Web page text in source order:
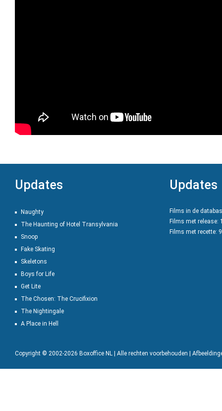
Updates
Naughty
The Haunting of Hotel Transylvania
Snoop
Fake Skating
Skeletons
Boys for Life
Get Lite
The Chosen: The Crucifixion
The Nightingale
A Place in Hell
Updates
Films in de
Films met release:
Films met recette:
Copyright © 2002-2026 Boxoffice NL | Alle rechten voorbehouden |